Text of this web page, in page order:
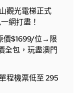
觀光電梯正式
網打盡！
價$1699/位→限
全包，玩盡澳門
程機票低至 295